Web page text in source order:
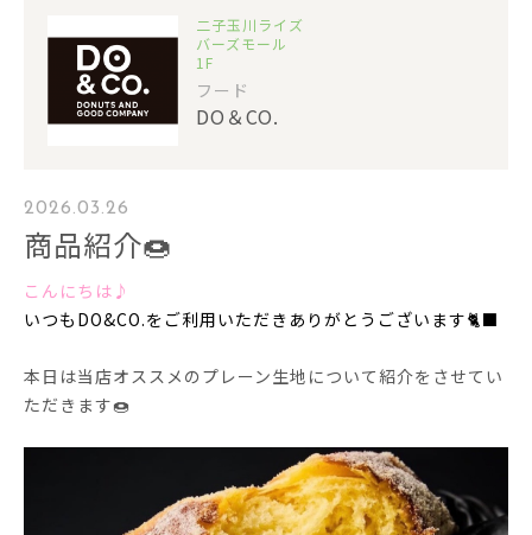
二子玉川ライズ
バーズモール
1F
フード
DO＆CO.
2026.03.26
商品紹介🍩
こんにちは♪
いつもDO&CO.をご利用いただきありがとうございます🐈‍⬛
本日は当店オススメのプレーン生地について紹介をさせてい
ただきます🍩